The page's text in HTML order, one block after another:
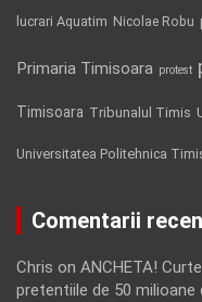
lucrari Aquatim Nicolae Robu
Primaria Timisoara protest
Timisoara Tribunalul Timis
Universitatea Politehnica
Comentarii
Chris on ANCHETA!
pretentiile de 50 milioane